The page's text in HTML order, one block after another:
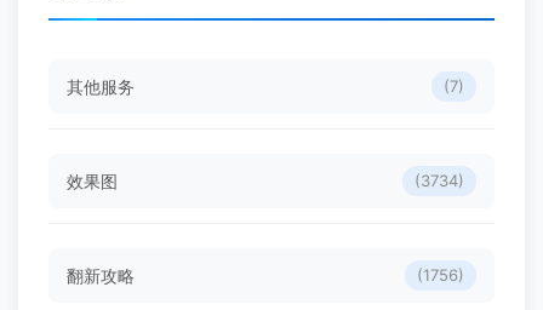
其他服务 (7)
效果图 (3734)
翻新攻略 (1756)